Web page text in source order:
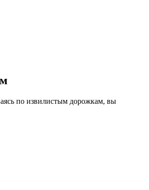
по извилистым дорожкам, вы